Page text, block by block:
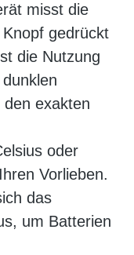
misst die
gedrückt
die Nutzung
exakten
oder
Vorlieben.
das
um Batterien